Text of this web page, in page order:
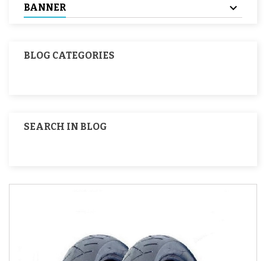
BANNER
BLOG CATEGORIES
SEARCH IN BLOG